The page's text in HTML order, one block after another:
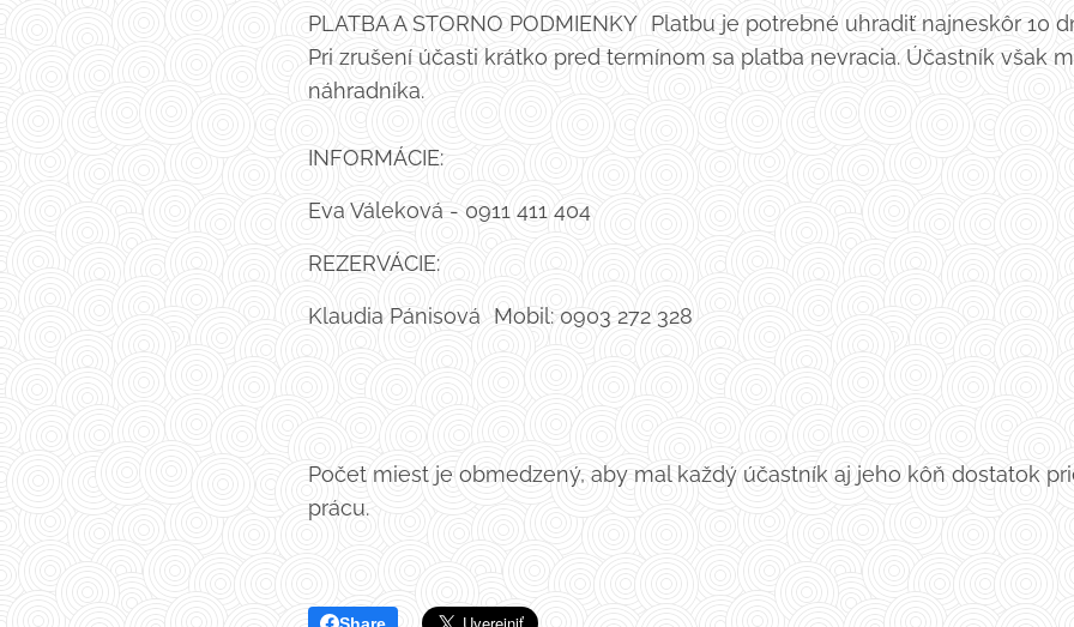
PLATBA A STORNO PODMIENKY Platbu je potrebné uhradiť najneskôr 10
Pri zrušení účasti krátko pred termínom sa platba nevracia. Účastník však
náhradníka.
INFORMÁCIE:
Eva Váleková - 0911 411 404
REZERVÁCIE:
Klaudia Pánisová Mobil: 0903 272 328
Počet miest je obmedzený, aby mal každý účastník aj jeho kôň dostatok
prácu.